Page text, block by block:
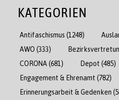
KATEGORIEN
Antifaschismus (1248)
AWO (333)
CORONA (681) Depot (485)
Engagement & Ehrenamt (782)
Erinnerungsarbeit & Gedenken